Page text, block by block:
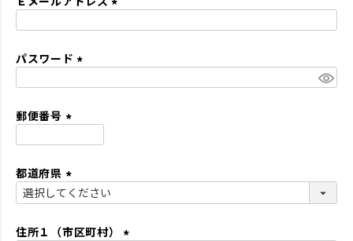
パスワード
郵便番号
須
)
都道府県
(
須
住所１（市区町村）